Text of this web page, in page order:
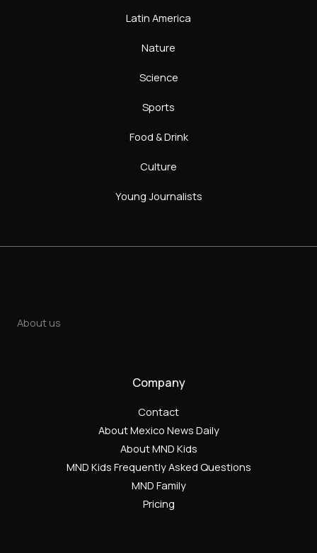
Latin America
Nature
Science
Sports
Food & Drink
Culture
Young Journalists
About us
Company
Contact
About Mexico News Daily
About MND Kids
MND Kids Frequently Asked Questions
MND Family
Pricing